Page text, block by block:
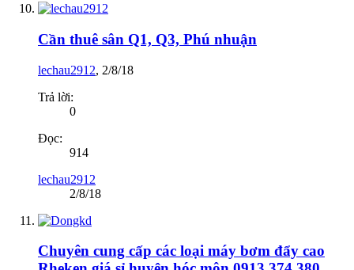
Cần thuê sân Q1, Q3, Phú nhuận
lechau2912, 2/8/18
Trả lời:
0
Đọc:
914
lechau2912
2/8/18
Chuyên cung cấp các loại máy bơm đẩy cao